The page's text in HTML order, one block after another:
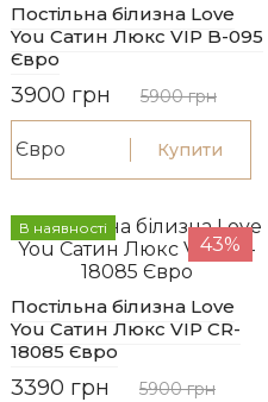
Постільна білизна Love
You Сатин Люкс VIP B-095
Євро
3900 грн 5900 грн
Купити
В наявності
43%
Постільна білизна Love
You Сатин Люкс VIP CR-
18085 Євро
3390 грн 5900 грн